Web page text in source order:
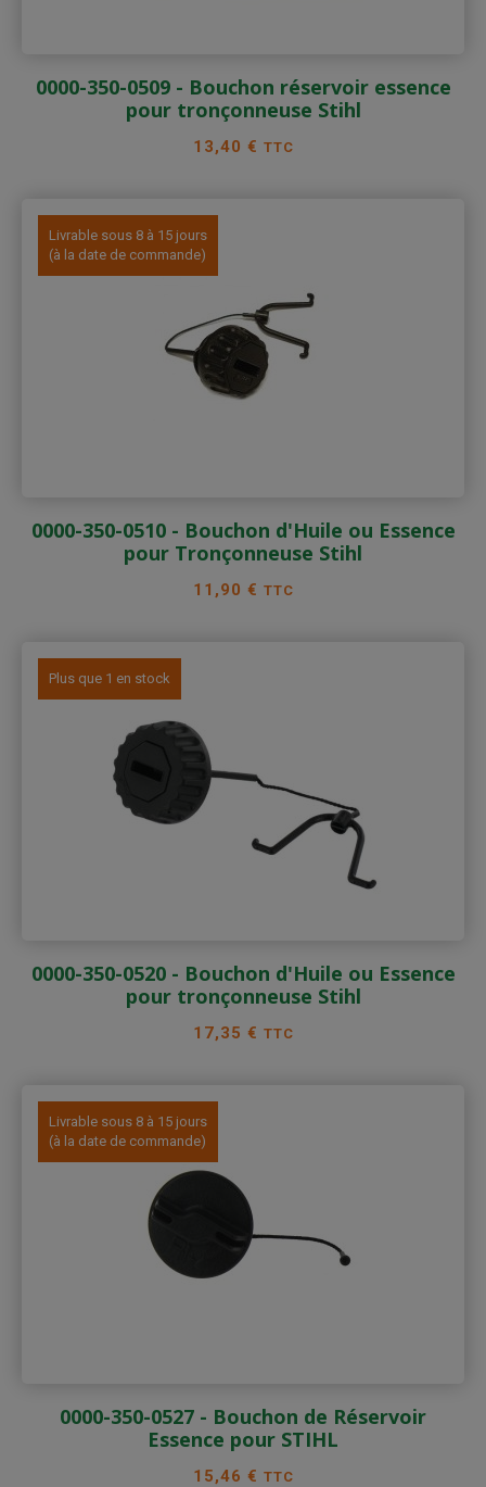
0000-350-0509 - Bouchon réservoir essence
pour tronçonneuse Stihl
Prix
13,40 € TTC
Livrable sous 8 à 15 jours
(à la date de commande)
0000-350-0510 - Bouchon d'Huile ou Essence
pour Tronçonneuse Stihl
Prix
11,90 € TTC
Plus que 1 en stock
0000-350-0520 - Bouchon d'Huile ou Essence
pour tronçonneuse Stihl
Prix
17,35 € TTC
Livrable sous 8 à 15 jours
(à la date de commande)
0000-350-0527 - Bouchon de Réservoir
Essence pour STIHL
Prix
15,46 € TTC